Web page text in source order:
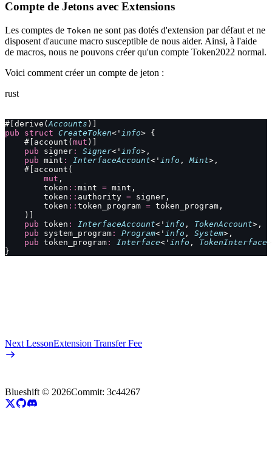
Compte de Jetons avec Extensions
Les comptes de Token ne sont pas dotés d'extension par défaut et ne
disposent d'aucune macro susceptible de nous aider. Ainsi, à l'aide
de macros, nous ne pouvons créer qu'un compte Token2022 normal.
Voici comment créer un compte de jeton :
rust
#[derive( Accounts )]
pub struct CreateToken<' info> {
    #[account(
mut )]
    pub
signer : Signer<' info>,
    pub
mint : InterfaceAccount<' info , Mint>,
    #[account(
        mut
,
        token
:: mint = mint,
        token
:: authority = signer,
        token
:: token_program = token_program,
    )]
    pub
token : InterfaceAccount<' info , TokenAccount>,
    pub
system_program : Program<' info , System>,
    pub
token_program : Interface<' info , TokenInterface
}
Next LessonExtension Transfer Fee
Blueshift © 2026Commit: 3c44267